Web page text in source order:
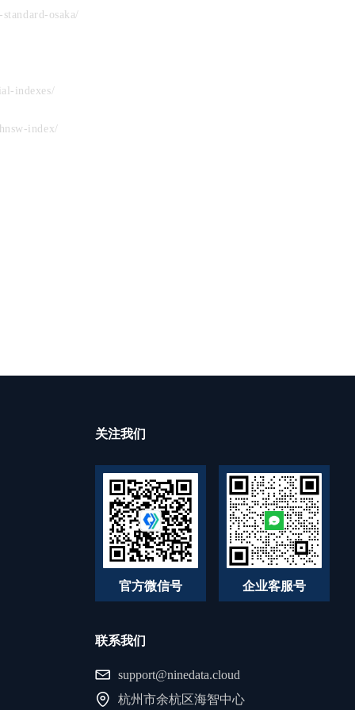
osaka/
indexes/
index/
关注我们
support@ninedata.cloud
杭州市余杭区海智中心
官方微信号 企业客服号
联系我们